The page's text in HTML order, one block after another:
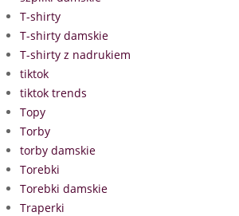
T-shirty
T-shirty damskie
T-shirty z nadrukiem
tiktok
tiktok trends
Topy
Torby
torby damskie
Torebki
Torebki damskie
Traperki